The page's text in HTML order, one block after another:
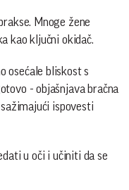
Mnoge žene
kao ključni okidač.
osećale bliskost s
- objašnjava bračna
ispovesti
u oči i učiniti da se